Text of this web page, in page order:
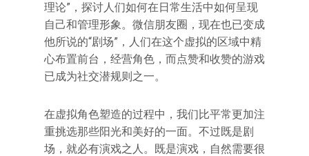
理论”，探讨人们如何在日常生活中如何呈现
自己和管理形象。微信朋友圈，现在也已变成
他所说的“剧场”，人们在这个虚拟的区域中精
心布置前台，经营角色，而点赞和收赞的游戏
已成为社交潜规则之一。
在虚拟角色塑造的过程中，我们比平常更加注
重挑选那些阳光和美好的一面。不过既是剧
场，就必有演戏之人。既是演戏，自然需要很